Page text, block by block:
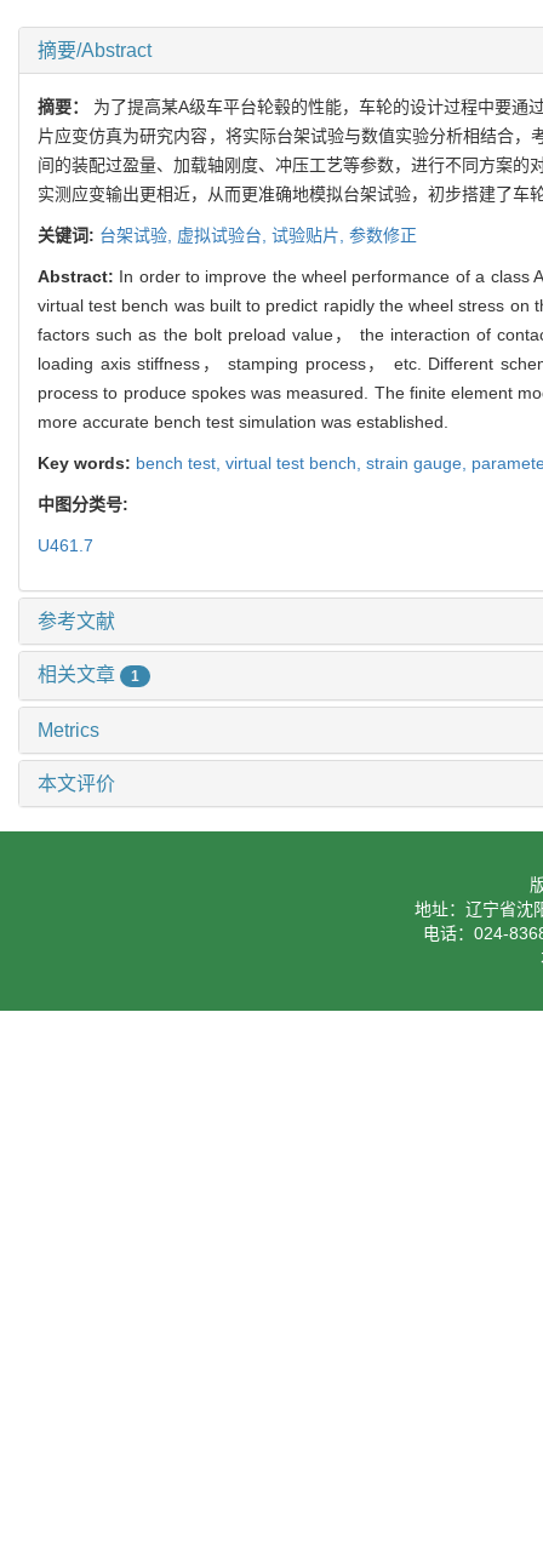
摘要/Abstract
摘要： 为了提高某A级车平台轮毂的性能，车轮的设计过程中要
片应变仿真为研究内容，将实际台架试验与数值实验分析相结合
间的装配过盈量、加载轴刚度、冲压工艺等参数，进行不同方案
实测应变输出更相近，从而更准确地模拟台架试验，初步搭建了车
关键词: 台架试验, 虚拟试验台, 试验贴片, 参数修正
Abstract: In order to improve the wheel performance of a class
virtual test bench was built to predict rapidly the wheel stress
factors such as the bolt preload value， the interaction of
loading axis stiffness， stamping process， etc. Different
process to produce spokes was measured. The finite element
more accurate bench test simulation was established.
Key words: bench test, virtual test bench, strain gauge,
中图分类号:
U461.7
参考文献
相关文章 1
Metrics
本文评价
地址：辽宁省沈
电话：024-